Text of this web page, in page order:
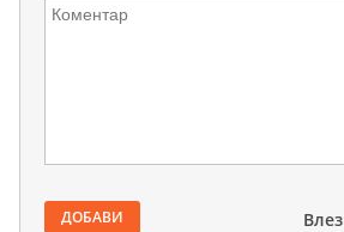
ДОБАВИ Влез